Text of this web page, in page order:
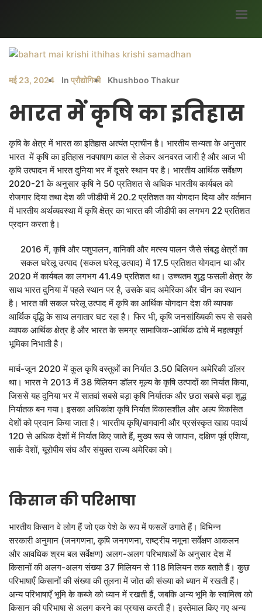
मुख्यपृष्ठ
हमारे बारे में
ब्लॉग
भागीदार
सर्वे
अवसर
मौसम जानकारी
उपज
गैलरी
LOGIN DONATE
हिन्दी
ENGLISH
मई 23, 2024 In प्रौद्योगिकी Khushboo Thakur
भारत में कृषि का इतिहास
कृषि के क्षेत्र में भारत का इतिहास अत्यंत प्राचीन है। भारतीय सभ्यता के अनुसार
भारत में कृषि का इतिहास नवपाषाण काल से लेकर अनवरत जारी है और आज भी
कृषि उत्पादन में भारत दुनिया भर में दूसरे स्थान पर है। भारतीय आर्थिक सर्वेक्षण
2020-21 के अनुसार कृषि ने 50 प्रतिशत से अधिक भारतीय कार्यबल को
रोजगार दिया तथा देश की जीडीपी में 20.2 प्रतिशत का योगदान दिया और वर्तमान
में भारतीय अर्थव्यवस्था में कृषि क्षेत्र का भारत की जीडीपी का लगभग 22 प्रति‍शत
प्रदान करता है।
2016 में, कृषि और पशुपालन, वानिकी और मत्स्य पालन जैसे संबद्ध क्षेत्रों का
सकल घरेलू उत्पाद (सकल घरेलू उत्पाद) में 17.5 प्रतिशत योगदान था और
2020 में कार्यबल का लगभग 41.49 प्रतिशत था। उच्चतम शुद्ध फसली क्षेत्र के
साथ भारत दुनिया में पहले स्थान पर है, उसके बाद अमेरिका और चीन का स्थान
है। भारत की सकल घरेलू उत्पाद में कृषि का आर्थिक योगदान देश की व्यापक
आर्थिक वृद्धि के साथ लगातार घट रहा है। फिर भी, कृषि जनसांख्यिकी रूप से सबसे
व्यापक आर्थिक क्षेत्र है और भारत के समग्र सामाजिक-आर्थिक ढांचे में महत्वपूर्ण
भूमिका निभाती है।
मार्च-जून 2020 में कुल कृषि वस्तुओं का निर्यात 3.50 बिलियन अमेरिकी डॉलर
था। भारत ने 2013 में 38 बिलियन डॉलर मूल्य के कृषि उत्पादों का निर्यात किया,
जिससे यह दुनिया भर में सातवां सबसे बड़ा कृषि निर्यातक और छठा सबसे बड़ा शुद्ध
निर्यातक बन गया। इसका अधिकांश कृषि निर्यात विकासशील और अल्प विकसित
देशों को प्रदान किया जाता है। भारतीय कृषि/बागवानी और प्रसंस्कृत खाद्य पदार्थ
120 से अधिक देशों में निर्यात किए जाते हैं, मुख्य रूप से जापान, दक्षिण पूर्व एशिया,
सार्क देशों, यूरोपीय संघ और संयुक्त राज्य अमेरिका को।
किसान की परिभाषा
भारतीय किसान वे लोग हैं जो एक पेशे के रूप में फसलें उगाते हैं। विभिन्न
सरकारी अनुमान (जनगणना, कृषि जनगणना, राष्ट्रीय नमूना सर्वेक्षण आकलन
और आवधिक श्रम बल सर्वेक्षण) अलग-अलग परिभाषाओं के अनुसार देश में
किसानों की अलग-अलग संख्या 37 मिलियन से 118 मिलियन तक बताते हैं। कुछ
परिभाषाएँ किसानों की संख्या की तुलना में जोत की संख्या को ध्यान में रखती हैं।
अन्य परिभाषाएँ भूमि के कब्जे को ध्यान में रखती हैं, जबकि अन्य भूमि के स्वामित्व को
किसान की परिभाषा से अलग करने का प्रयास करती हैं। इस्तेमाल किए गए अन्य